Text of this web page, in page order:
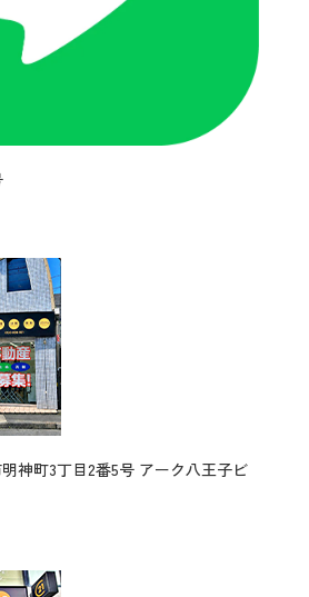
神町3丁目2番5号 アーク八王子ビ